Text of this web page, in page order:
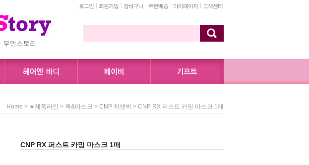
로그인 회원가입 장바구니 주문배송 마이페이지 고객센터
Home > ★제품라인 > 팩&마스크 > CNP 차앤박 > CNP RX 퍼스트 카밍 마스크 1매
CNP RX 퍼스트 카밍 마스크 1매